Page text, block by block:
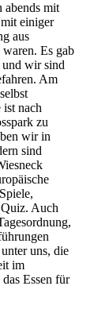
abends mit
einiger
aus
Es gab
und wir sind
Am
ist nach
zu
wir in
sind
Auch
uns, die
im
Essen für